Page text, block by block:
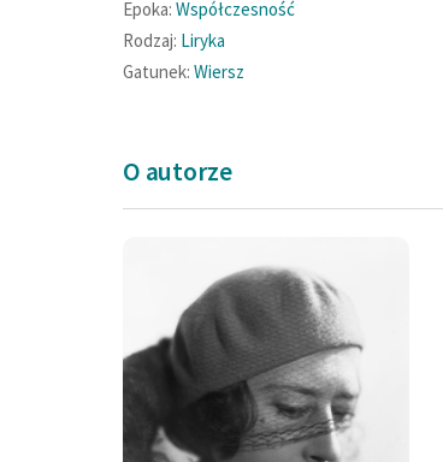
Epoka: Współczesność
Rodzaj: Liryka
Gatunek: Wiersz
O autorze